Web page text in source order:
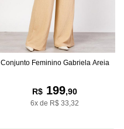
Conjunto Feminino Gabriela Areia
R$ 199,90
6x de R$ 33,32